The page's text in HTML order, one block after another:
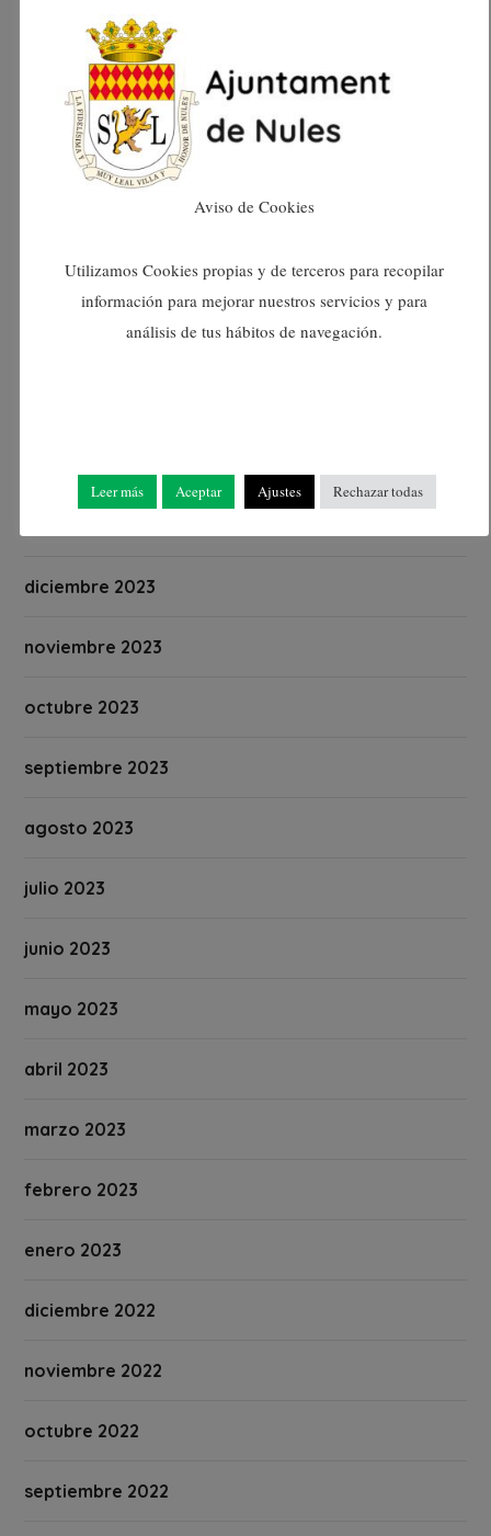
septiembre 2024
agosto 2024
julio 2024
diciembre 2023
noviembre 2023
octubre 2023
septiembre 2023
agosto 2023
julio 2023
junio 2023
mayo 2023
abril 2023
marzo 2023
febrero 2023
enero 2023
diciembre 2022
noviembre 2022
octubre 2022
septiembre 2022
Aviso de Cookies
Utilizamos Cookies propias y de terceros para recopilar
información para mejorar nuestros servicios y para
análisis de tus hábitos de navegación.
Leer más Aceptar Ajustes Rechazar todas